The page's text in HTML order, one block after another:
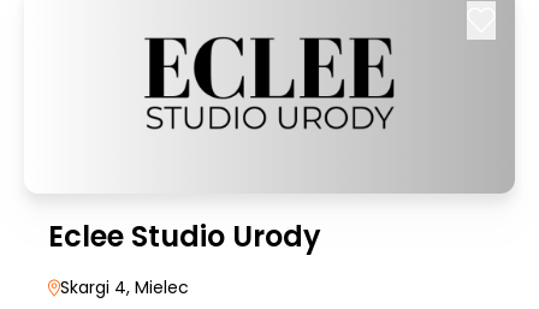
Eclee Studio Urody
Skargi 4, Mielec